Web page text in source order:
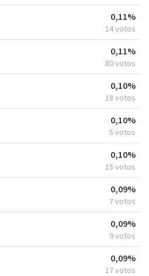
0,11%
14 votos
0,11%
80 votos
0,10%
18 votos
0,10%
5 votos
0,10%
15 votos
0,09%
7 votos
0,09%
9 votos
0,09%
17 votos